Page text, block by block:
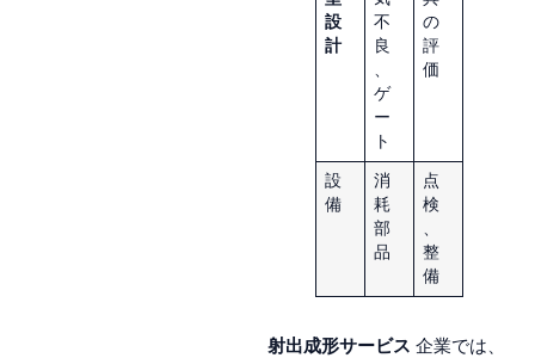
設
計
不
良
、
ゲ
ー
ト
の
評
価
設
備
消
耗
部
品
点
検
、
整
備
射出成形サービス 企業では、